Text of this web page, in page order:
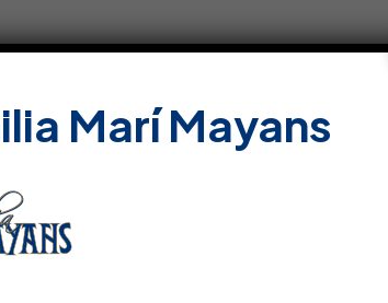
Dosier de
Marí Mayans